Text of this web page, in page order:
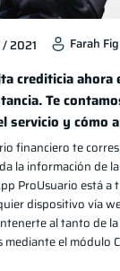
financiera 22
financiero 22
para mujeres 20
financiera 13
financieros 11
Financiera 10
10
financiera 8
2021 Farah
crediticia ahora
Te
servicio y cómo
financiero te
la información de
ProUsuario está a
dispositivo vía
al tanto de
mediante el módulo